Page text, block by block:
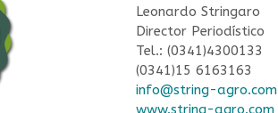
Leonardo Stringaro
Director Periodístico
Tel.: (0341)4300133
(0341)15 6163163
info@string-agro.com
www.string-agro.com